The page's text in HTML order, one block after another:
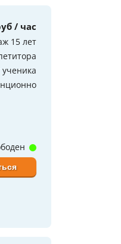
/ час
15 лет
ученика